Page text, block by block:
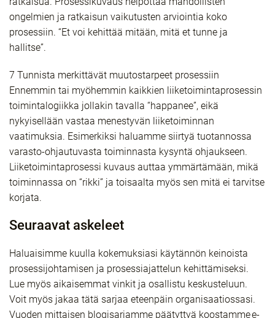
ongelmien ja ratkaisun vaikutusten arviointia koko
prosessiin. “Et voi kehittää mitään, mitä et tunne ja
hallitse”.
7 Tunnista merkittävät muutostarpeet prosessiin
Ennemmin tai myöhemmin kaikkien liiketoimintaprosessin
toimintalogiikka jollakin tavalla “happanee”, eikä
nykyisellään vastaa menestyvän liiketoiminnan
vaatimuksia. Esimerkiksi haluamme siirtyä tuotannossa
varasto-ohjautuvasta toiminnasta kysyntä ohjaukseen.
Liiketoimintaprosessi kuvaus auttaa ymmärtämään, mikä
toiminnassa on “rikki” ja toisaalta myös sen mitä ei tarvitse
korjata.
Seuraavat askeleet
Haluaisimme kuulla kokemuksiasi käytännön keinoista
prosessijohtamisen ja prosessiajattelun kehittämiseksi.
Lue myös aikaisemmat vinkit ja osallistu keskusteluun.
Voit myös jakaa tätä sarjaa eteenpäin organisaatiossasi.
Vuoden mittaisen blogisarjamme päätyttyä koostamme e-